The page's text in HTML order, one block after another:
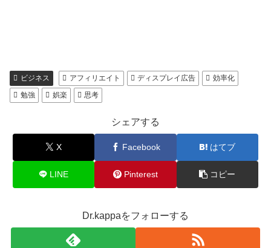
ビジネス アフィリエイト ディスプレイ広告
効率化
勉強
娯楽 思考
シェアする
X Facebook はてブ
LINE Pinterest コピー
Dr.kappaをフォローする